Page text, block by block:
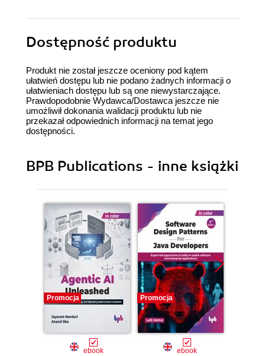
Dostępność produktu
Produkt nie został jeszcze oceniony pod kątem
ułatwień dostępu lub nie podano żadnych informacji o
ułatwieniach dostępu lub są one niewystarczające.
Prawdopodobnie Wydawca/Dostawca jeszcze nie
umożliwił dokonania walidacji produktu lub nie
przekazał odpowiednich informacji na temat jego
dostępności.
BPB Publications - inne książki
Promocja
ebook
Promocja
ebook